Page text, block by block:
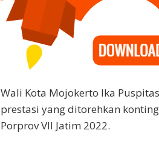
Wali Kota Mojokerto Ika
prestasi yang ditorehkan
Porprov VII Jatim 2022.